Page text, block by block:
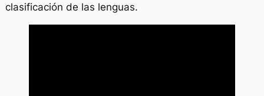
clasificación de las lenguas.